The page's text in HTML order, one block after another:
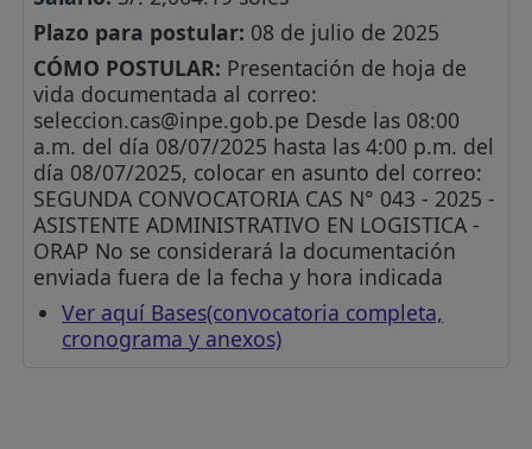
Plazo para postular: 08 de julio de 2025
CÓMO POSTULAR: Presentación de hoja de
vida documentada al correo:
seleccion.cas@inpe.gob.pe Desde las 08:00
a.m. del día 08/07/2025 hasta las 4:00 p.m. del
día 08/07/2025, colocar en asunto del correo:
SEGUNDA CONVOCATORIA CAS N° 043 - 2025 -
ASISTENTE ADMINISTRATIVO EN LOGISTICA -
ORAP No se considerará la documentación
enviada fuera de la fecha y hora indicada
Ver aquí Bases(convocatoria completa,
cronograma y anexos)